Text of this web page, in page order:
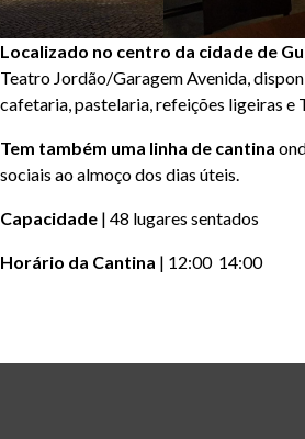
Localizado no centro da cidade de
Teatro Jordão/Garagem Avenida,
cafetaria, pastelaria, refeições ligeiras e
Tem também uma linha de cantina
sociais ao almoço dos dias úteis.
Capacidade | 48 lugares sentados
Horário da Cantina | 12:00 14:00